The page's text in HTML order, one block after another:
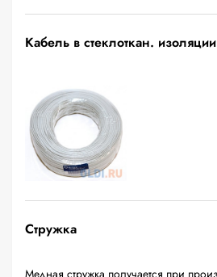
Кабель в стеклоткан. изоляции
Стружка
Медная стружка получается при